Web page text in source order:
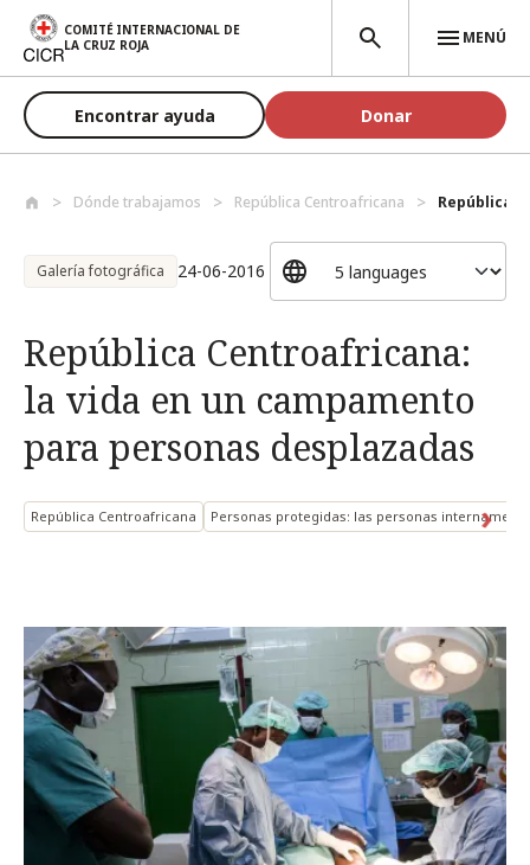
Pasar al contenido principal
COMITÉ INTERNACIONAL DE
LA CRUZ ROJA
MENÚ
Encontrar ayuda Donar
Dónde trabajamos República Centroafricana República
Galería fotográfica 24-06-2016
República Centroafricana:
la vida en un campamento
para personas desplazadas
República Centroafricana Personas protegidas: las personas